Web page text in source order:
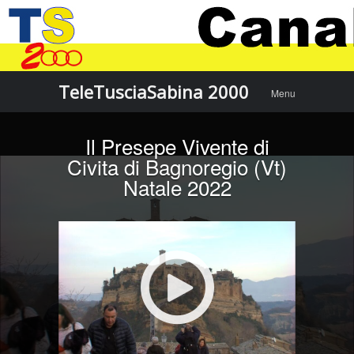
TeleTusciaSabina 2000
content
Menu
Il Presepe Vivente di
Civita di Bagnoregio (Vt)
Natale 2022